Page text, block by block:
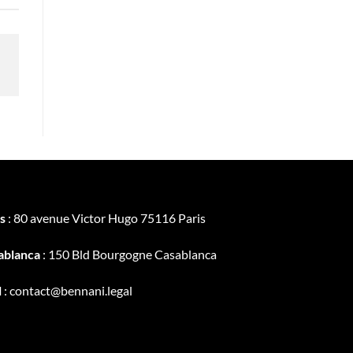
: 80 avenue Victor Hugo 75116 Paris
: 150 Bld Bourgogne Casablanca
: contact@bennani.legal